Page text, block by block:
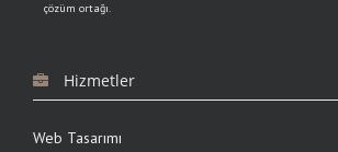
çözüm ortağı.
6.03.2024
NettePOS online tahsilat yazılımı ile tahsilat
NettePOS online tahsilat yazılımı ile 7 / 24 internet olan
Hizmetler
Web Tasarımı